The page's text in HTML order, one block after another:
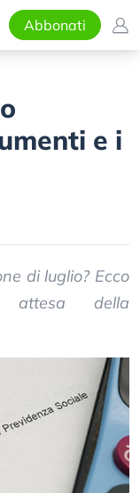
Abbonati
e i
di luglio? Ecco
della